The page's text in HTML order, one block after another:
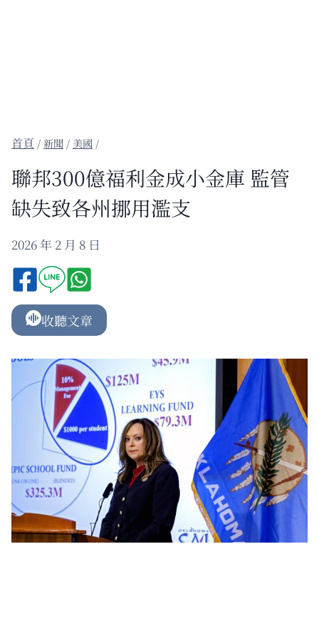
/新聞 / 美國 /
聯邦300億福利金成小金庫 監管
缺失致各州挪用濫支
2026 年 2 月 8 日
收聽文章